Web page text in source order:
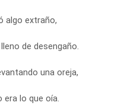
algo extraño,
de desengaño.
una oreja,
era lo que oía.